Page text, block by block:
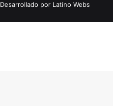
Desarrollado por Latino Webs